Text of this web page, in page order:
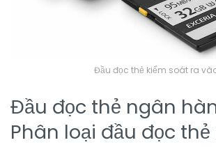
Đầu đọc thẻ kiểm soát ra
Đầu đọc thẻ ngân
Phân loại đầu đọc